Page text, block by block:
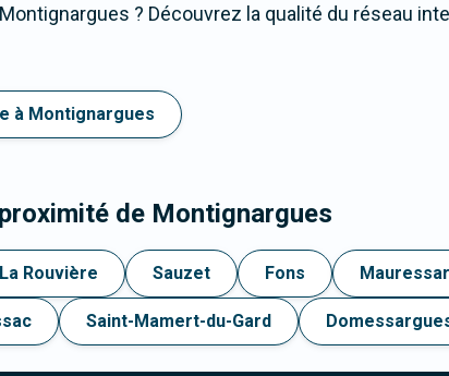
? Découvrez la qualité du réseau
à Montignargues
de Montignargues
La Rouvière Sauzet Fons
Saint-Mamert-du-Gard